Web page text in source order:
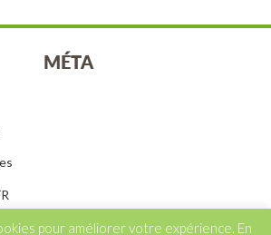
MÉTA
pour améliorer votre expérience. En